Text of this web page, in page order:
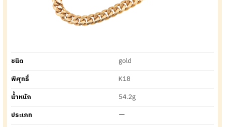
ชนิด
gold
พิศุทธิ์
K18
น้ำหนัก
54.2g
ประเภท
ー